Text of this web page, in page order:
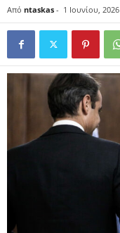
Από ntaskas - 1 Ιουνίου, 2026